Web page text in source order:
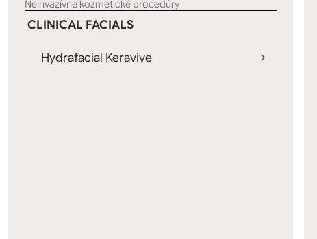
Neinvazívne kozmetické procedúry
CLINICAL FACIALS
Hydrafacial Keravive